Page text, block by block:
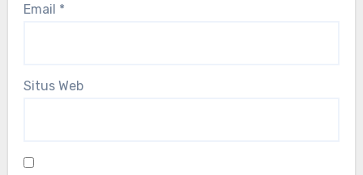
Email *
Situs Web